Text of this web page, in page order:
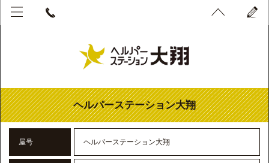
ヘルパーステーション大翔
屋号 ヘルパーステーション大翔